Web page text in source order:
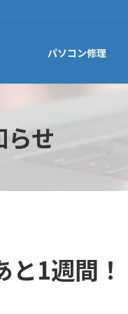
パソコン修理
らせ
1週間！